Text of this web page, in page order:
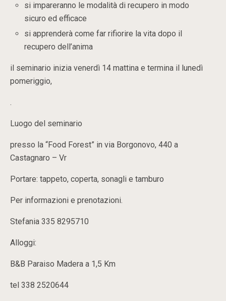
si impareranno le modalità di recupero in modo
sicuro ed efficace
si apprenderà come far rifiorire la vita dopo il
recupero dell’anima
il seminario inizia venerdì 14 mattina e termina il lunedì
pomeriggio,
.
Luogo del seminario
presso la “Food Forest” in via Borgonovo, 440 a
Castagnaro – Vr
Portare: tappeto, coperta, sonagli e tamburo
Per informazioni e prenotazioni.
Stefania 335 8295710
Alloggi:
B&B Paraiso Madera a 1,5 Km
tel 338 2520644